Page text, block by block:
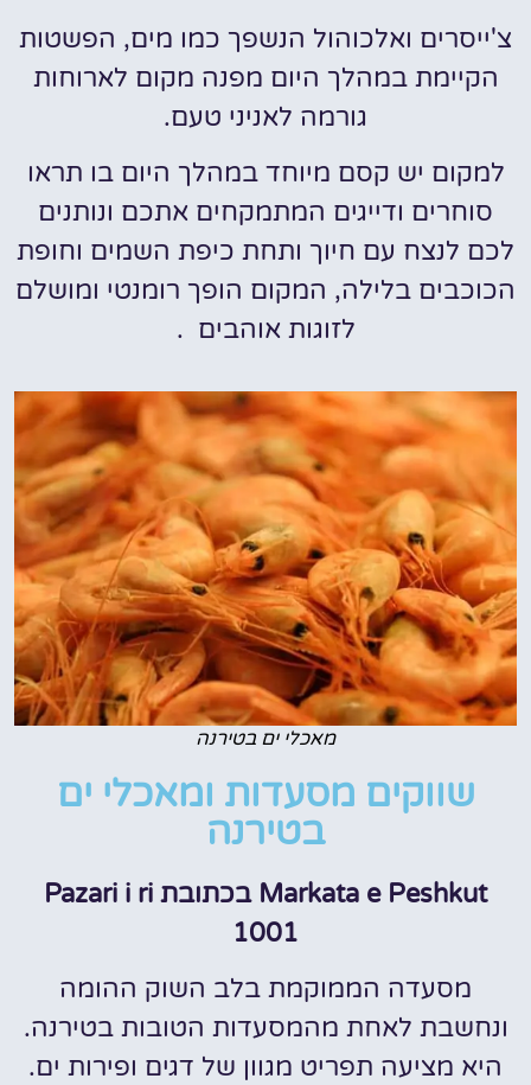
צ'ייסרים ואלכוהול הנשפך כמו מים, הפשטות
הקיימת במהלך היום מפנה מקום לארוחות
גורמה לאניני טעם.
למקום יש קסם מיוחד במהלך היום בו תראו
סוחרים ודייגים המתמקחים אתכם ונותנים
לכם לנצח עם חיוך ותחת כיפת השמים וחופת
הכוכבים בלילה, המקום הופך רומנטי ומושלם
לזוגות אוהבים .
מאכלי ים בטירנה
שווקים מסעדות ומאכלי ים
בטירנה
Markata e Peshkut בכתובת Pazari i ri
1001
מסעדה הממוקמת בלב השוק ההומה
ונחשבת לאחת מהמסעדות הטובות בטירנה.
היא מציעה תפריט מגוון של דגים ופירות ים.